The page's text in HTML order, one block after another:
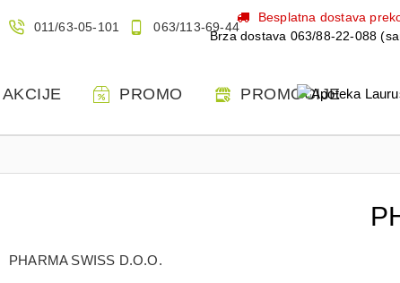
011/63-05-101 063/113-69-44
Besplatna dostava
Brza dostava 063/88-22-088
AKCIJE PROMO PROMOCIJE
PHARMA SWISS D.O.O.